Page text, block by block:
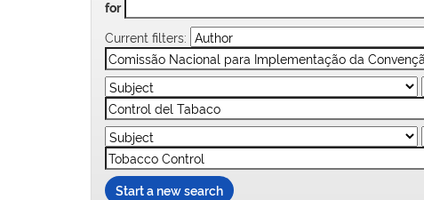
for
Current filters:
Start a new search